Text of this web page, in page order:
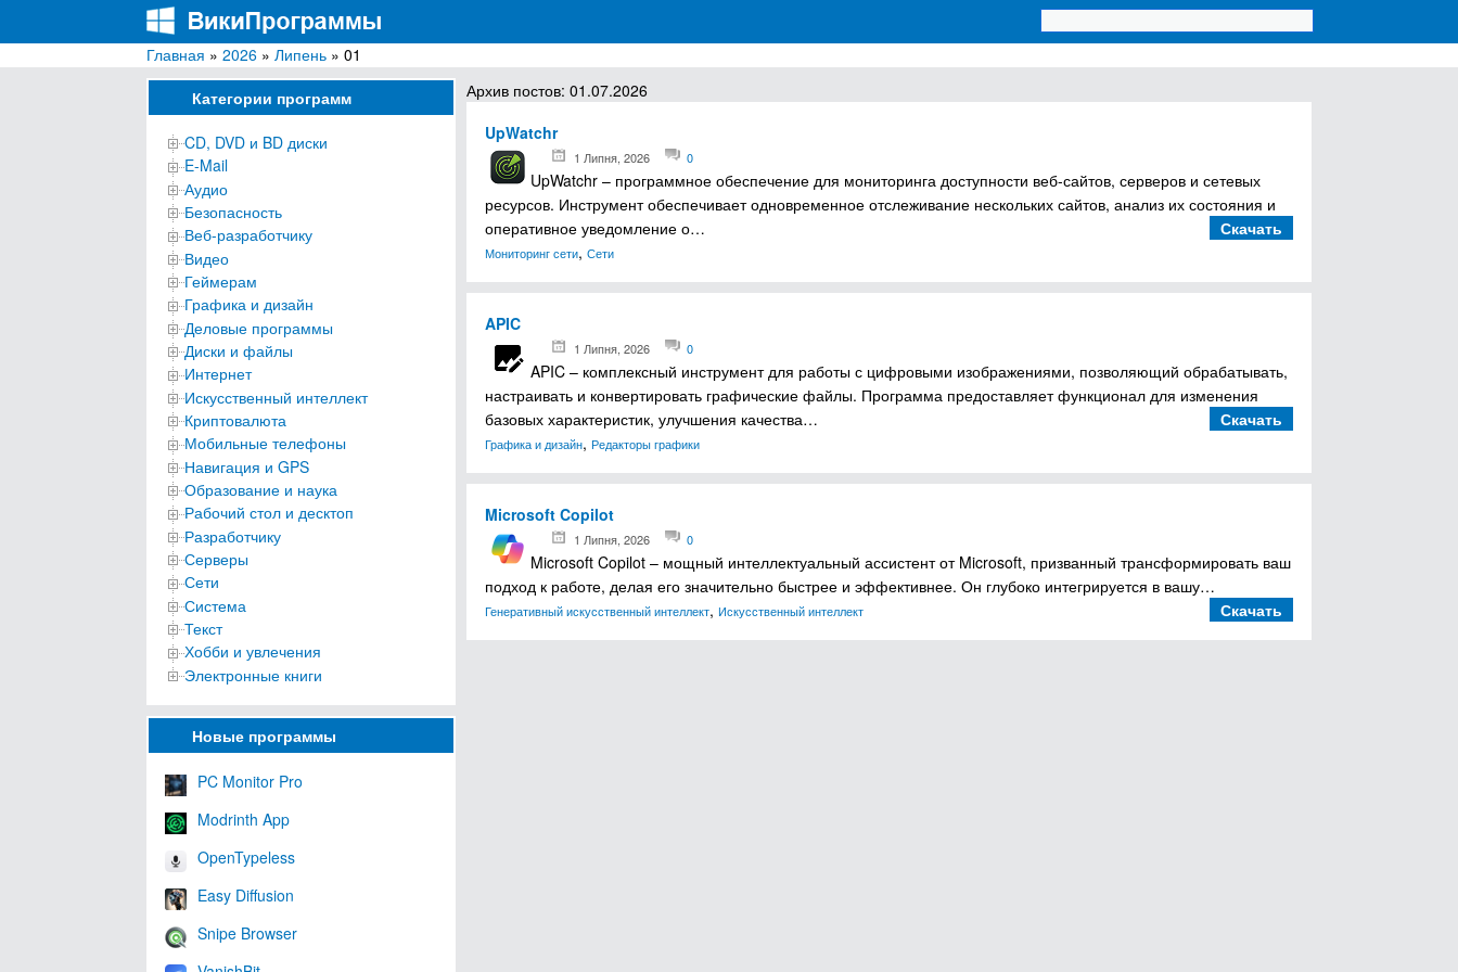
ВикиПрограммы
Энциклопедия бесплатных компьютерных программ для Windows
Главная » 2026 » Липень » 01
Категории программ
CD, DVD и BD диски
E-Mail
Аудио
Безопасность
Веб-разработчику
Видео
Геймерам
Графика и дизайн
Деловые программы
Диски и файлы
Интернет
Искусственный интеллект
Криптовалюта
Мобильные телефоны
Навигация и GPS
Образование и наука
Рабочий стол и десктоп
Разработчику
Серверы
Сети
Система
Текст
Хобби и увлечения
Электронные книги
Новые программы
PC Monitor Pro
Modrinth App
OpenTypeless
Easy Diffusion
Snipe Browser
Архив постов: 01.07.2026
UpWatchr
1 Липня, 2026 0
UpWatchr – программное обеспечение для мониторинга доступности веб-сайтов, серверов и сетевых
ресурсов. Инструмент обеспечивает одновременное отслеживание нескольких сайтов, анализ их состояния и
оперативное уведомление о…
Скачать
Мониторинг сети, Сети
APIC
1 Липня, 2026 0
APIC – комплексный инструмент для работы с цифровыми изображениями, позволяющий обрабатывать,
настраивать и конвертировать графические файлы. Программа предоставляет функционал для изменения
базовых характеристик, улучшения качества…
Скачать
Графика и дизайн, Редакторы графики
Microsoft Copilot
1 Липня, 2026 0
Microsoft Copilot – мощный интеллектуальный ассистент от Microsoft, призванный трансформировать ваш
подход к работе, делая его значительно быстрее и эффективнее. Он глубоко интегрируется в вашу…
Скачать
Генеративный искусственный интеллект, Искусственный интеллект